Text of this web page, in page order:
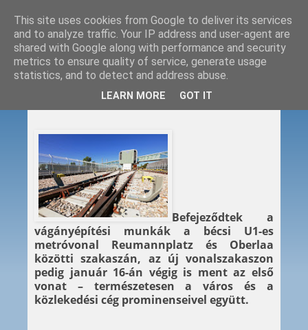
2017. 01. 17.
Az első menet Oberlaaba
Befejeződtek a
vágányépítési munkák a bécsi U1-es
metróvonal Reumannplatz és Oberlaa
közötti szakaszán, az új vonalszakaszon
pedig január 16-án végig is ment az első
vonat – természetesen a város és a
közlekedési cég prominenseivel együtt.
This site uses cookies from Google to deliver its services
and to analyze traffic. Your IP address and user-agent are
shared with Google along with performance and security
metrics to ensure quality of service, generate usage
statistics, and to detect and address abuse.
LEARN MORE GOT IT